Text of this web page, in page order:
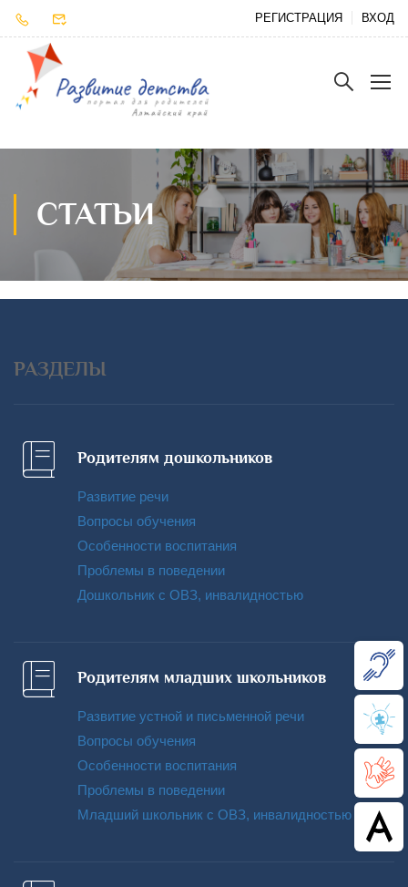
РЕГИСТРАЦИЯ ВХОД
СТАТЬИ
РАЗДЕЛЫ
Родителям дошкольников
Развитие речи
Вопросы обучения
Особенности воспитания
Проблемы в поведении
Дошкольник с ОВЗ, инвалидностью
Родителям младших школьников
Развитие устной и письменной речи
Вопросы обучения
Особенности воспитания
Проблемы в поведении
Младший школьник с ОВЗ, инвалидностью